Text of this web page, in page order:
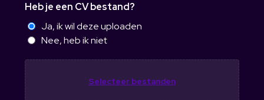
Heb je een CV bestand?
Ja, ik wil deze uploaden
Nee, heb ik niet
Selecteer bestanden